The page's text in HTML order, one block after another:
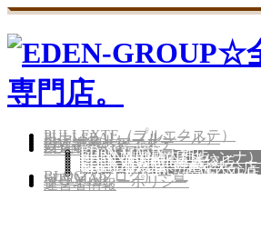
PULLEXTE（プルエクステ）
PULLSEAL（プルシール）
エアーストレート
PIM 濃密ヘアエステ
髪質改善特集
EDeN Group 一覧
EDeN 福岡店
EDeN MAeD 天神店
HANNAH福岡店（ハンナ）
EDeN utopia 折尾店
EDeN moratorium 飯塚店
EDeN 小倉店
Neo DADA by EDeN 大分店
EDeN museum 広島店
髪質改善サロン CAFUNE店
BLOG（ブログ）一覧
SITEMAP
プライバシーポリシー
運営者情報